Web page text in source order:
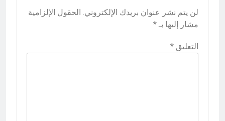
لن يتم نشر عنوان بريدك الإلكتروني. الحقول الإلزامية
مشار إليها بـ *
التعليق *